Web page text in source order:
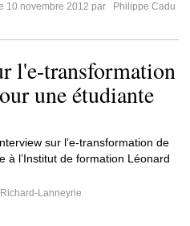
10 novembre 2012 par
Philippe Cadu
l'e-transformation
une étudiante
sur l’e-transformation de
à l’Institut de formation Léonard
Lanneyrie